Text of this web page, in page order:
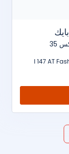
بايك
35